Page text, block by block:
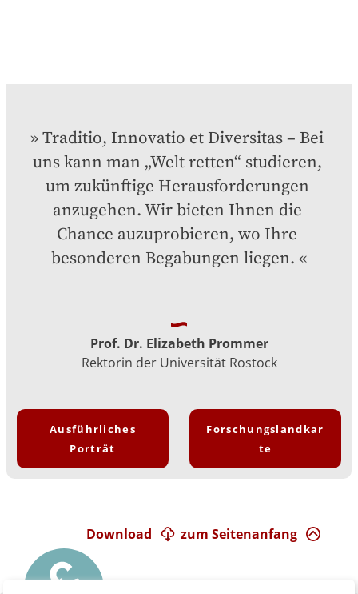
Traditio, Innovatio et Diversitas – Bei
uns kann man „Welt retten“ studieren,
um zukünftige Herausforderungen
anzugehen. Wir bieten Ihnen die
Chance auzuprobieren, wo Ihre
besonderen Begabungen liegen.
Prof. Dr. Elizabeth Prommer
Rektorin der Universität Rostock
Ausführliches
Porträt
Forschungslandkar
te
zum Seitenanfang
Download